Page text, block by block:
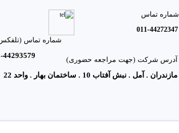
شماره تماس
011-44272347
شماره تماس
44293579
آدرس شرکت (جهت مراجعه حضوری)
مازندران . آمل . نبش آفتاب 10 . ساختمان بهار . واحد 22